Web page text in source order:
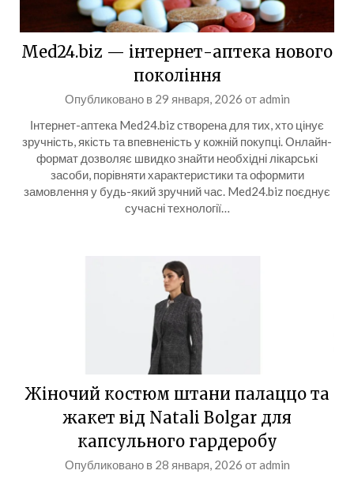
Med24.biz — інтернет-аптека нового
покоління
Опубликовано в 29 января, 2026 отadmin
Інтернет-аптека Med24.biz створена для тих, хто цінує
зручність, якість та впевненість у кожній покупці. Онлайн-
формат дозволяє швидко знайти необхідні лікарські
засоби, порівняти характеристики та оформити
замовлення у будь-який зручний час. Med24.biz поєднує
сучасні технології…
Жіночий костюм штани палаццо та
жакет від Natali Bolgar для
капсульного гардеробу
Опубликовано в 28 января, 2026 отadmin